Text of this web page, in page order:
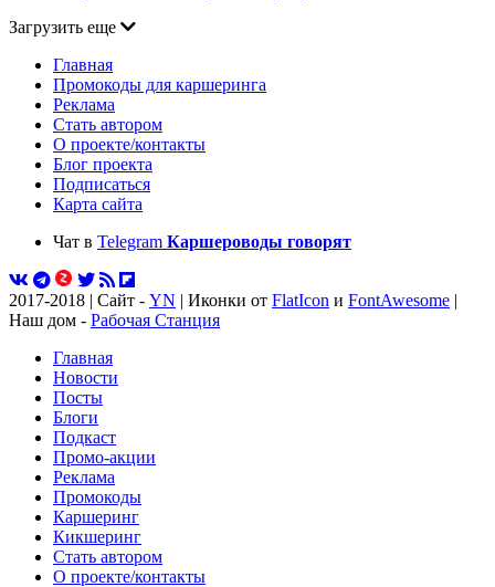
Загрузить еще
Главная
Промокоды для каршеринга
Реклама
Стать автором
О проекте/контакты
Блог проекта
Подписаться
Карта сайта
Чат в Telegram Каршероводы говорят
2017-2018 | Сайт - YN | Иконки от FlatIcon и FontAwesome |
Наш дом - Рабочая Станция
Главная
Новости
Посты
Блоги
Подкаст
Промо-акции
Реклама
Промокоды
Каршеринг
Кикшеринг
Стать автором
О проекте/контакты